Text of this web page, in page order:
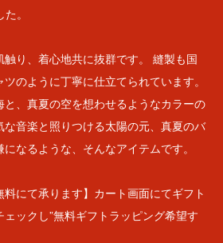
。
り、着心地共に抜群です。 縫製も国
のように丁寧に仕立てられています。
、真夏の空を想わせるようなカラーの
音楽と照りつける太陽の元、真夏のバ
なるような、そんなアイテムです。
料にて承ります】カート画面にてギフト
ックし”無料ギフトラッピング希望す